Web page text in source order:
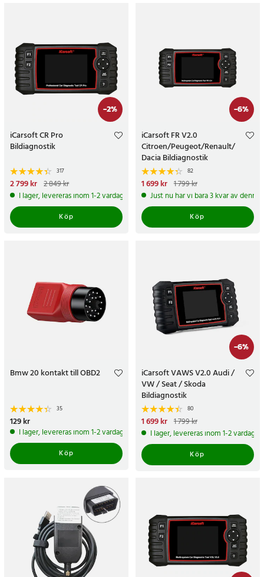
-2%
iCarsoft CR Pro
Bildiagnostik
317
Nuvarande pris:
2 799 krTidigare pris:2 849 kr
2 799 kr 2 849 kr
I lager, levereras inom 1-2 vardagar
Köp
-6%
iCarsoft FR V2.0
Citroen/Peugeot/Renault/
Dacia Bildiagnostik
82
Nuvarande pris:
1 699 krTidigare pris:1 799 kr
1 699 kr 1 799 kr
Just nu har vi bara 3 kvar av denna
Köp
Bmw 20 kontakt till OBD2
35
Pris:129 kr
129 kr
I lager, levereras inom 1-2 vardagar
Köp
-6%
iCarsoft VAWS V2.0 Audi /
VW / Seat / Skoda
Bildiagnostik
80
Nuvarande pris:
1 699 krTidigare pris:1 799 kr
1 699 kr 1 799 kr
I lager, levereras inom 1-2 vardagar
Köp